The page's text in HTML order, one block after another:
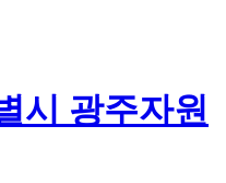
시 광주자원